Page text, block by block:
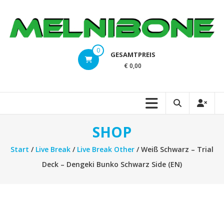
Inhalt
springen
melnibone.at
Dragonball,
and
0 GESAMTPREIS
€ 0,00
SHOP
Start / Live Break/ Live Break Other/ Weiß Schwarz – Trial
Deck – Dengeki Bunko Schwarz Side (EN)